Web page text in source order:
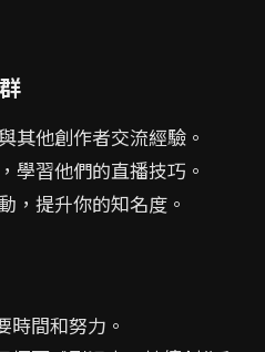
其他創作者交流經驗。
學習他們的直播技巧。
，提升你的知名度。
時間和努力。